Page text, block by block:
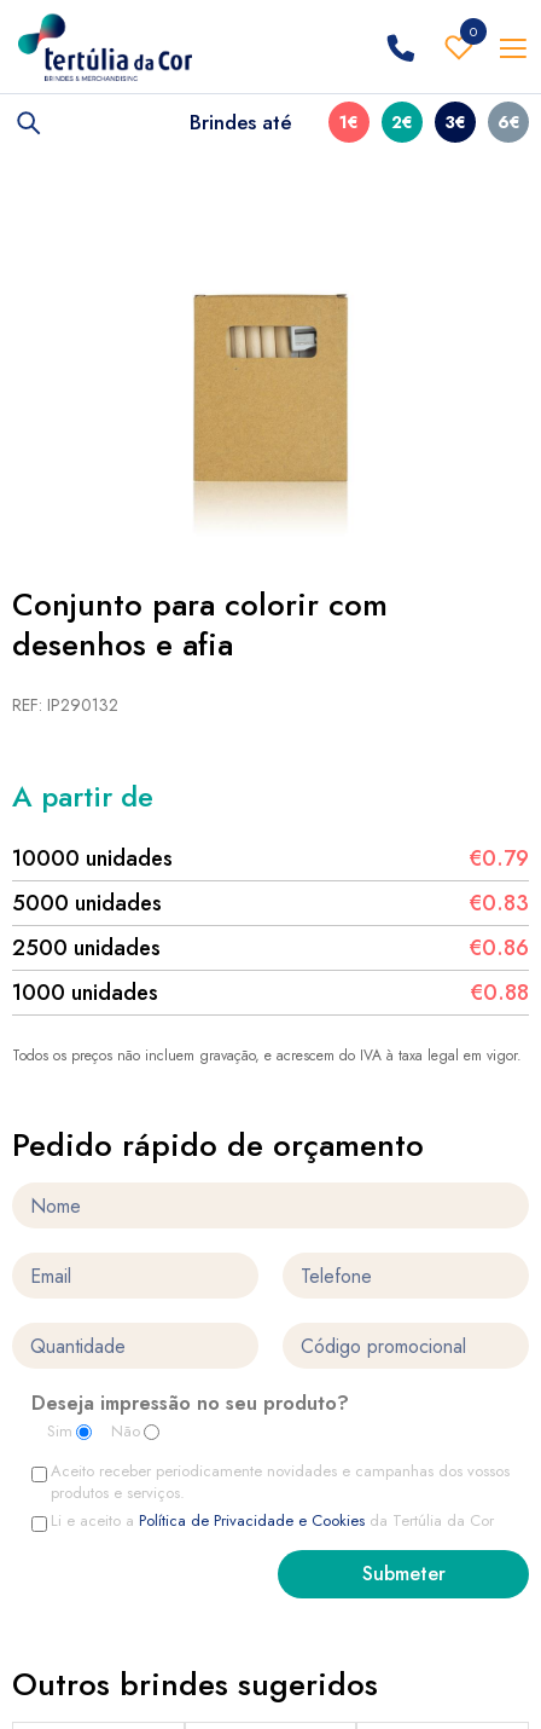
0
Brindes até 1€ 2€ 3€ 6€
Conjunto para colorir com
desenhos e afia
REF: IP290132
A partir de
10000 unidades
€0.79
5000 unidades
€0.83
2500 unidades
€0.86
1000 unidades
€0.88
Todos os preços não incluem gravação, e acrescem do IVA à taxa legal em vigor.
Pedido rápido de orçamento
Deseja impressão no seu produto?
Sim
Não
Aceito receber periodicamente novidades e campanhas dos vossos
produtos e serviços.
Li e aceito a Política de Privacidade e Cookies da Tertúlia da Cor
Outros brindes sugeridos